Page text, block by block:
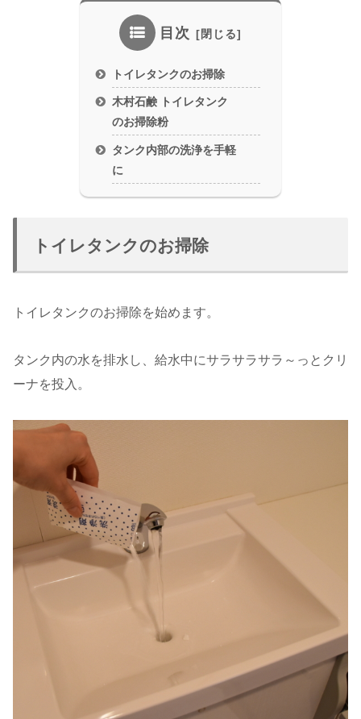
目次
トイレタンクのお掃除
木村石鹸 トイレタンク
のお掃除粉
タンク内部の洗浄を手軽
に
トイレタンクのお掃除
トイレタンクのお掃除を始めます。
タンク内の水を排水し、給水中にサラサラサラ～っとクリ
ーナを投入。